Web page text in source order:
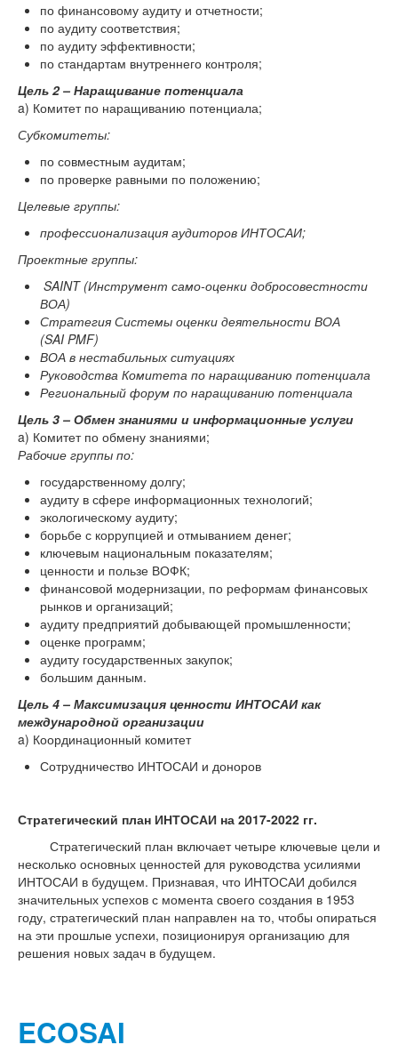
по финансовому аудиту и отчетности;
по аудиту соответствия;
по аудиту эффективности;
по стандартам внутреннего контроля;
Цель 2 – Наращивание потенциала
a) Комитет по наращиванию потенциала;
Субкомитеты:
по совместным аудитам;
по проверке равными по положению;
Целевые группы:
профессионализация аудиторов ИНТОСАИ;
Проектные группы:
SAINT (Инструмент само-оценки добросовестности
ВОА)
Стратегия Системы оценки деятельности ВОА
(SAI PMF)
ВОА в нестабильных ситуациях
Руководства Комитета по наращиванию потенциала
Региональный форум по наращиванию потенциала
Цель 3 – Обмен знаниями и информационные услуги
a) Комитет по обмену знаниями;
Рабочие группы по:
государственному долгу;
аудиту в сфере информационных технологий;
экологическому аудиту;
борьбе с коррупцией и отмыванием денег;
ключевым национальным показателям;
ценности и пользе ВОФК;
финансовой модернизации, по реформам финансовых
рынков и организаций;
аудиту предприятий добывающей промышленности;
оценке программ;
аудиту государственных закупок;
большим данным.
Цель 4 – Максимизация ценности ИНТОСАИ как
международной организации
a) Координационный комитет
Сотрудничество ИНТОСАИ и доноров
Стратегический план ИНТОСАИ на 2017-2022 гг.
Стратегический план включает четыре ключевые цели и
несколько основных ценностей для руководства усилиями
ИНТОСАИ в будущем. Признавая, что ИНТОСАИ добился
значительных успехов с момента своего создания в 1953
году, стратегический план направлен на то, чтобы опираться
на эти прошлые успехи, позиционируя организацию для
решения новых задач в будущем.
ECOSAI